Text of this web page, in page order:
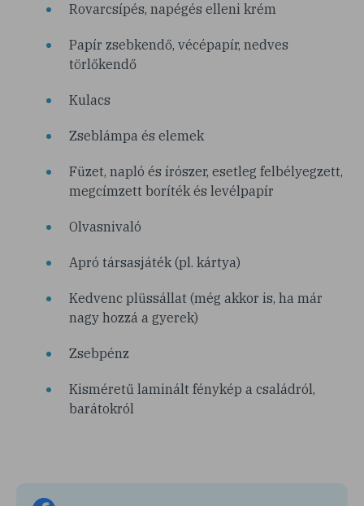
Rovarcsípés, napégés elleni krém
Papír zsebkendő, vécépapír, nedves
törlőkendő
Kulacs
Zseblámpa és elemek
Füzet, napló és írószer, esetleg felbélyegzett,
megcímzett boríték és levélpapír
Olvasnivaló
Apró társasjáték (pl. kártya)
Kedvenc plüssállat (még akkor is, ha már
nagy hozzá a gyerek)
Zsebpénz
Kisméretű laminált fénykép a családról,
barátokról